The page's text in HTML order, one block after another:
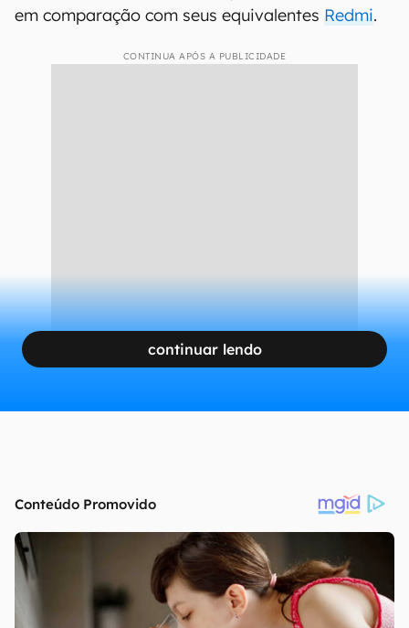
em comparação com seus equivalentes Redmi.
CONTINUA APÓS A PUBLICIDADE
continuar lendo